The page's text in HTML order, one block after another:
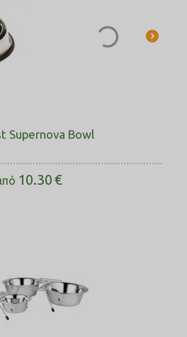
Supernova Bowl
10.30€